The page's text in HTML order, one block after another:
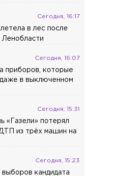
Сегодня, 16:17
в лес после
Сегодня, 16:07
приборов, которые
в выключенном
Сегодня, 15:31
«Газели» потерял
из трёх машин на
Сегодня, 15:23
выборов кандидата